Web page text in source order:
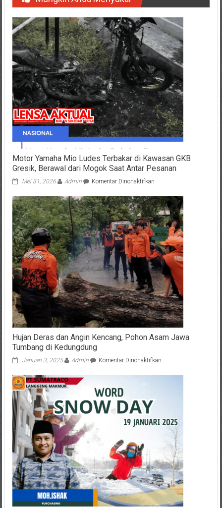
Motor Yamaha Mio Ludes Terbakar di Kawasan GKB
Gresik, Berawal dari Mogok Saat Antar Pesanan
Mei 31, 2026 Admin Komentar Dinonaktifkanpada
Yamaha
Mio
Ludes
Terbakar
di
Kawasan
GKB
Gresik,
Berawal
dari
Mogok
Saat
Antar
Pesanan
Hujan Deras dan Angin Kencang, Pohon Asam Jawa
Tumbang di Kedungdung
Januari 3, 2025 Admin Komentar Dinonaktifkanpada
Deras
Asam
Jawa
Tumbang
Kedungdung